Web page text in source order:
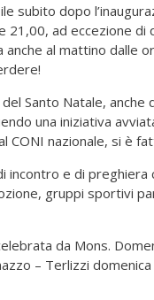
subito dopo
21,00, ad eccezione
al mattino dalle
del Santo Natale,
una iniziativa
CONI nazionale, si è
incontro e di
gruppi sportivi
da Mons.
– Terlizzi